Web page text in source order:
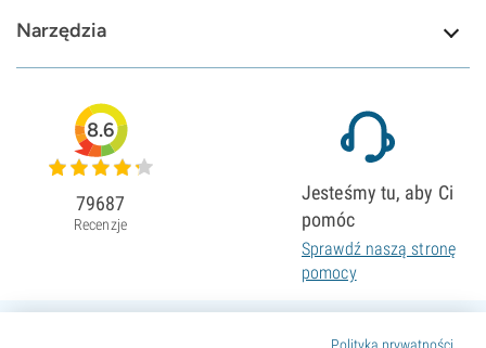
Narzędzia
8.6
79687
Recenzje
Jesteśmy tu, aby Ci
pomóc
Sprawdź naszą stronę
pomocy